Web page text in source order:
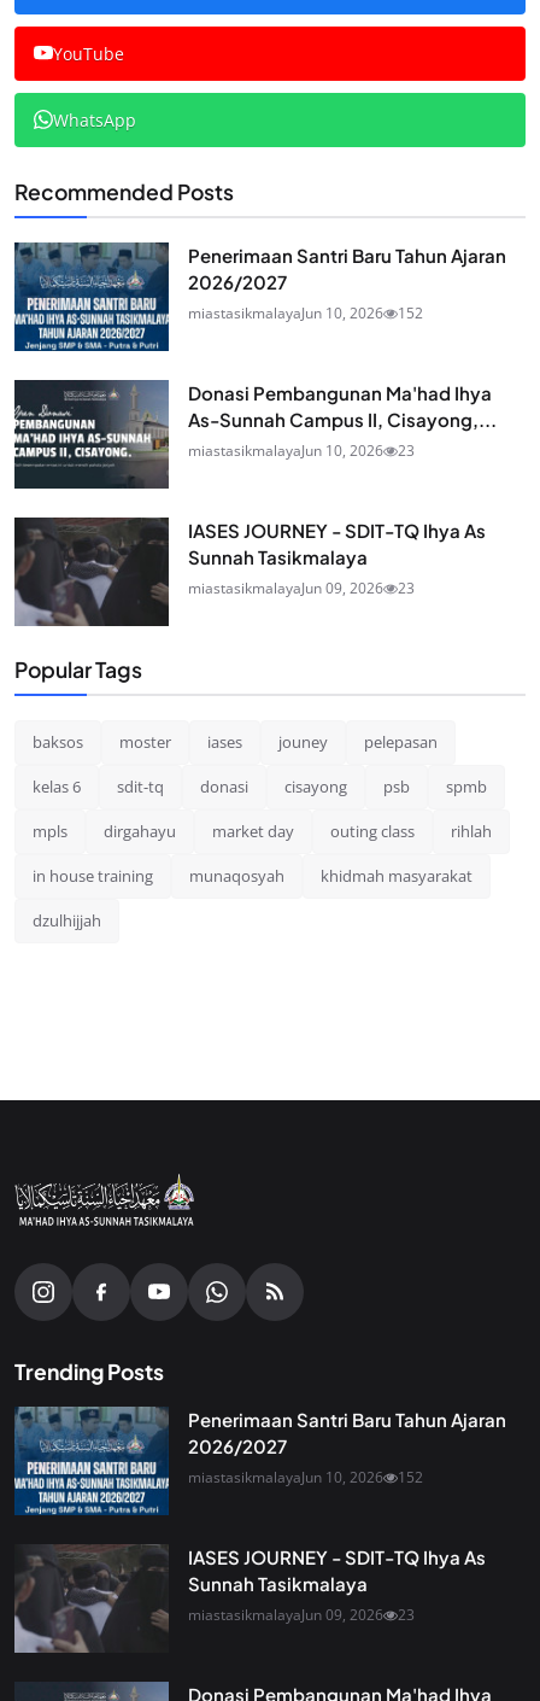
YouTube
WhatsApp
Recommended Posts
Penerimaan Santri Baru Tahun Ajaran
2026/2027
miastasikmalayaJun 10, 2026 152
Donasi Pembangunan Ma'had Ihya
As-Sunnah Campus II, Cisayong,...
miastasikmalayaJun 10, 2026 23
IASES JOURNEY - SDIT-TQ Ihya As
Sunnah Tasikmalaya
miastasikmalayaJun 09, 2026 23
Popular Tags
baksos moster iases jouney pelepasan
kelas 6 sdit-tq donasi cisayong psb spmb
mpls dirgahayu market day outing class rihlah
in house training munaqosyah khidmah masyarakat
dzulhijjah
Trending Posts
Penerimaan Santri Baru Tahun Ajaran
2026/2027
miastasikmalayaJun 10, 2026 152
IASES JOURNEY - SDIT-TQ Ihya As
Sunnah Tasikmalaya
miastasikmalayaJun 09, 2026 23
Donasi Pembangunan Ma'had Ihya